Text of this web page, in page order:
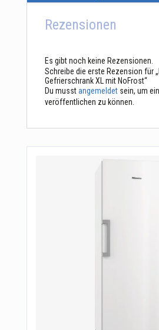
Rezensionen
Es gibt noch keine Rezensionen.
Schreibe die erste Rezension für
Gefrierschrank XL mit NoFrost“
Du musstangemeldetsein, um
veröffentlichen zu können.